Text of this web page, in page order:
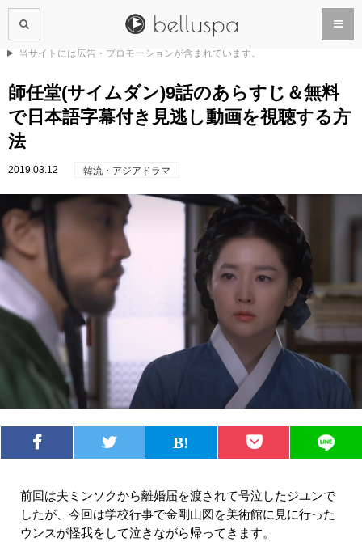
当サイトには広告・プロモーションが含まれています。
師任堂(サイムダン)9話のあらすじ＆無料
で日本語字幕付き見逃し動画を視聴する方
法
2019.03.12 韓流・アジアドラマ
前回は夫ミンソクから離婚届を渡されて号泣したジユンで
したが、今回は学校行事で金剛山図を美術館に見に行った
ウンスが怪我をして泣きながら帰ってきます。